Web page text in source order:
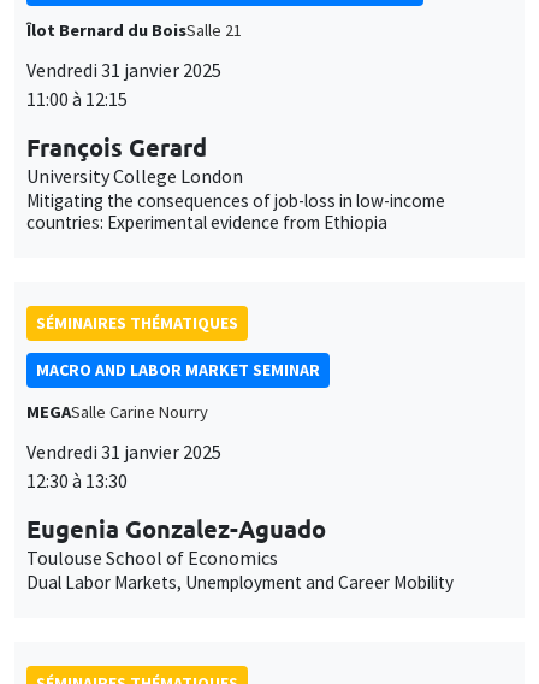
Îlot Bernard du BoisSalle 21
Vendredi 31 janvier 2025
11:00 à 12:15
François Gerard
University College London
Mitigating the consequences of job-loss in low-income
countries: Experimental evidence from Ethiopia
SÉMINAIRES THÉMATIQUES
MACRO AND LABOR MARKET SEMINAR
MEGASalle Carine Nourry
Vendredi 31 janvier 2025
12:30 à 13:30
Eugenia Gonzalez-Aguado
Toulouse School of Economics
Dual Labor Markets, Unemployment and Career Mobility